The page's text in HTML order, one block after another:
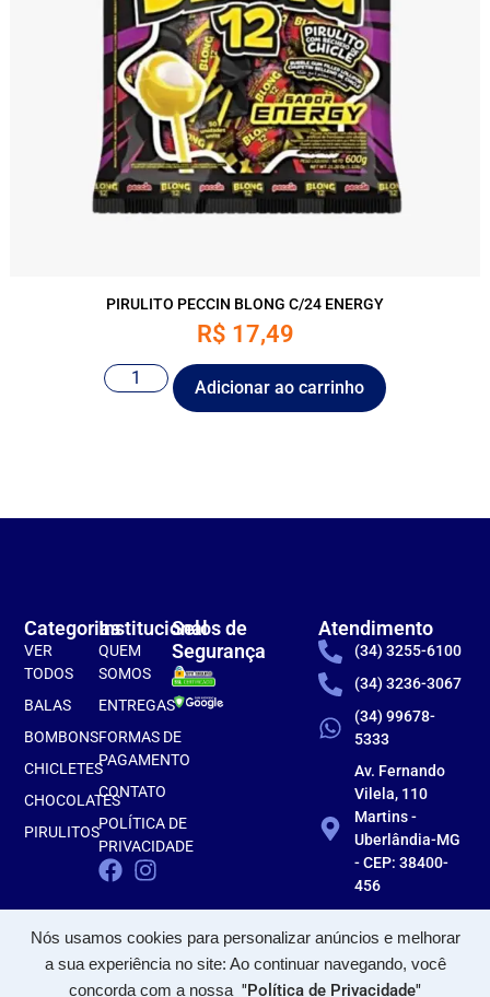
Nós usamos cookies para personalizar anúncios e melhorar
a sua experiência no site: Ao continuar navegando, você
concorda com a nossa "Política de Privacidade"
PIRULITO PECCIN BLONG C/24 ENERGY
R$ 17,49
Adicionar ao carrinho
Institucional
QUEM
SOMOS
ENTREGAS
FORMAS DE
PAGAMENTO
CONTATO
POLÍTICA DE
PRIVACIDADE
Categorias
VER
TODOS
BALAS
BOMBONS
CHICLETES
CHOCOLATES
PIRULITOS
Atendimento
(34) 3255-6100
(34) 3236-3067
(34) 99678-
5333
Av. Fernando
Vilela, 110
Martins -
Uberlândia-MG
- CEP: 38400-
456
Selos de
Segurança